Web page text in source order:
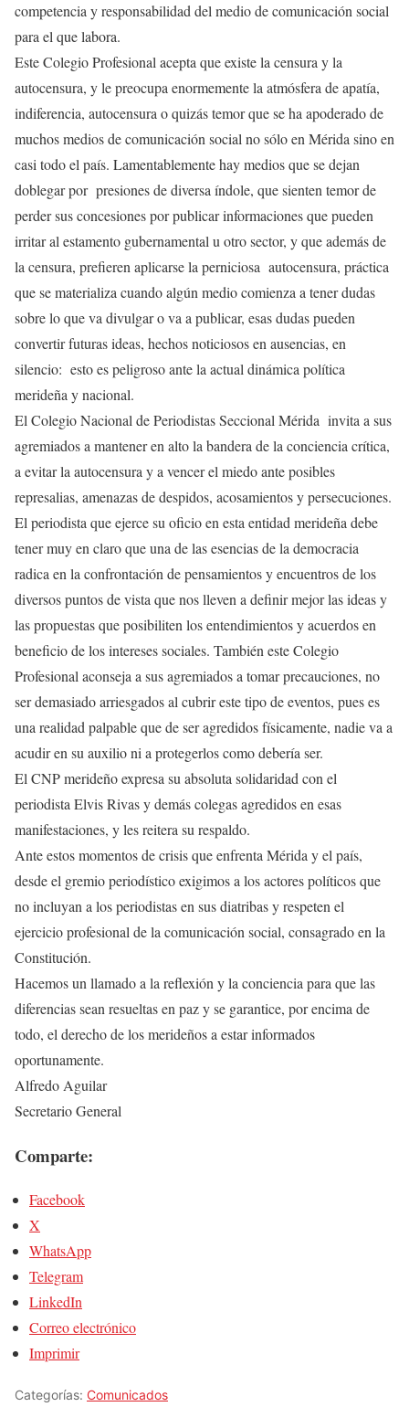
competencia y responsabilidad del medio de comunicación social
para el que labora.
Este Colegio Profesional acepta que existe la censura y la
autocensura, y le preocupa enormemente la atmósfera de apatía,
indiferencia, autocensura o quizás temor que se ha apoderado de
muchos medios de comunicación social no sólo en Mérida sino en
casi todo el país. Lamentablemente hay medios que se dejan
doblegar por presiones de diversa índole, que sienten temor de
perder sus concesiones por publicar informaciones que pueden
irritar al estamento gubernamental u otro sector, y que además de
la censura, prefieren aplicarse la perniciosa autocensura, práctica
que se materializa cuando algún medio comienza a tener dudas
sobre lo que va divulgar o va a publicar, esas dudas pueden
convertir futuras ideas, hechos noticiosos en ausencias, en
silencio: esto es peligroso ante la actual dinámica política
merideña y nacional.
El Colegio Nacional de Periodistas Seccional Mérida invita a sus
agremiados a mantener en alto la bandera de la conciencia crítica,
a evitar la autocensura y a vencer el miedo ante posibles
represalias, amenazas de despidos, acosamientos y persecuciones.
El periodista que ejerce su oficio en esta entidad merideña debe
tener muy en claro que una de las esencias de la democracia
radica en la confrontación de pensamientos y encuentros de los
diversos puntos de vista que nos lleven a definir mejor las ideas y
las propuestas que posibiliten los entendimientos y acuerdos en
beneficio de los intereses sociales. También este Colegio
Profesional aconseja a sus agremiados a tomar precauciones, no
ser demasiado arriesgados al cubrir este tipo de eventos, pues es
una realidad palpable que de ser agredidos físicamente, nadie va a
acudir en su auxilio ni a protegerlos como debería ser.
El CNP merideño expresa su absoluta solidaridad con el
periodista Elvis Rivas y demás colegas agredidos en esas
manifestaciones, y les reitera su respaldo.
Ante estos momentos de crisis que enfrenta Mérida y el país,
desde el gremio periodístico exigimos a los actores políticos que
no incluyan a los periodistas en sus diatribas y respeten el
ejercicio profesional de la comunicación social, consagrado en la
Constitución.
Hacemos un llamado a la reflexión y la conciencia para que las
diferencias sean resueltas en paz y se garantice, por encima de
todo, el derecho de los merideños a estar informados
oportunamente.
Alfredo Aguilar
Secretario General
Comparte:
Facebook
X
WhatsApp
Telegram
LinkedIn
Correo electrónico
Imprimir
Categorías: Comunicados